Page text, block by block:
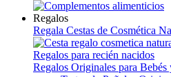
Regalos
Regala Cestas de Cosmética
Regalos para recién nacidos
Regalos Originales para